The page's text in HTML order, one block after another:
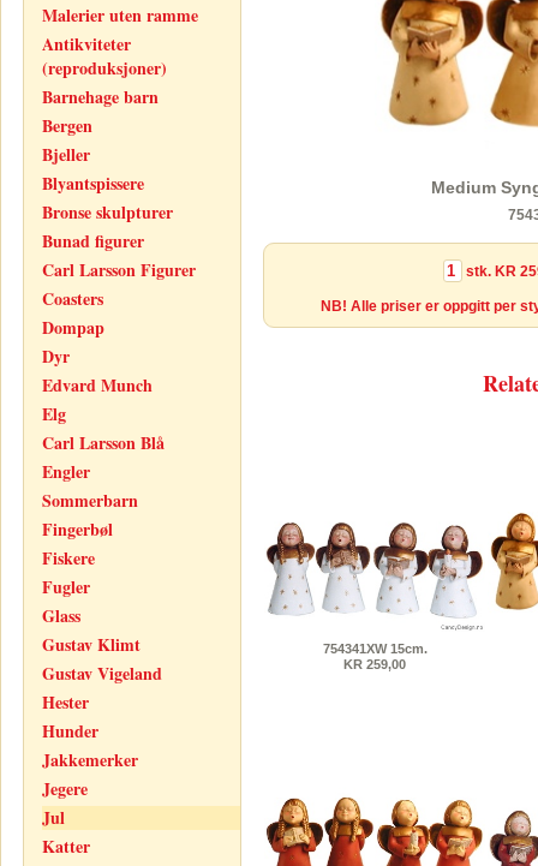
Malerier uten ramme
Antikviteter
(reproduksjoner)
Barnehage barn
Bergen
Bjeller
Blyantspissere
Bronse skulpturer
Bunad figurer
Carl Larsson Figurer
Coasters
Dompap
Dyr
Edvard Munch
Elg
Carl Larsson Blå
Engler
Sommerbarn
Fingerbøl
Fiskere
Fugler
Glass
Gustav Klimt
Gustav Vigeland
Hester
Hunder
Jakkemerker
Jegere
Jul
Katter
Medium
stk. KR
NB! Alle priser er oppgitt per
754341XW 15cm.
KR 259,00